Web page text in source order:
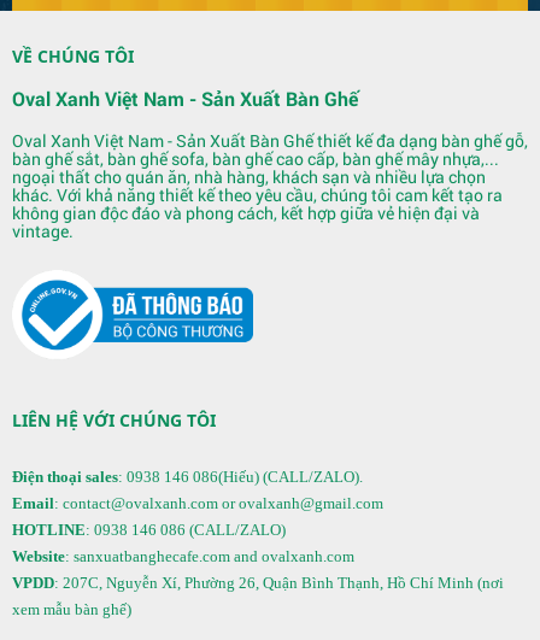
Quầy Bar 123
VỀ CHÚNG TÔI
Oval Xanh Việt Nam - Sản Xuất Bàn Ghế
Oval Xanh Việt Nam - Sản Xuất Bàn Ghế thiết kế đa dạng bàn ghế gỗ,
bàn ghế sắt, bàn ghế sofa, bàn ghế cao cấp, bàn ghế mây nhựa,...
ngoại thất cho quán ăn, nhà hàng, khách sạn và nhiều lựa chọn
khác. Với khả năng thiết kế theo yêu cầu, chúng tôi cam kết tạo ra
không gian độc đáo và phong cách, kết hợp giữa vẻ hiện đại và
vintage.
LIÊN HỆ VỚI CHÚNG TÔI
Điện thoại sales: 0938 146 086(Hiếu) (CALL/ZALO).
Email: contact@ovalxanh.com or ovalxanh@gmail.com
HOTLINE: 0938 146 086 (CALL/ZALO)
Website: sanxuatbanghecafe.com and ovalxanh.com
VPDD: 207C, Nguyễn Xí, Phường 26, Quận Bình Thạnh, Hồ Chí Minh (nơi
xem mẫu bàn ghế)